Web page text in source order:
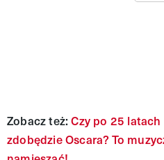
Zobacz też:Czy po 25
zdobędzie Oscara? To